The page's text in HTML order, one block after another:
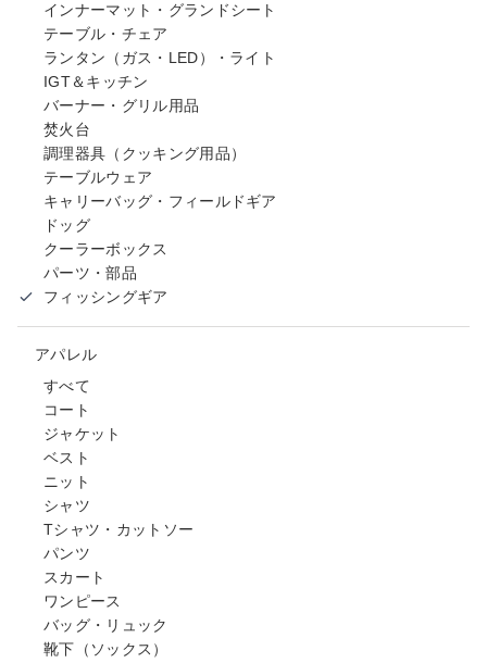
インナーマット・グランドシート
テーブル・チェア
ランタン（ガス・LED）・ライト
IGT＆キッチン
バーナー・グリル用品
焚火台
調理器具（クッキング用品）
テーブルウェア
キャリーバッグ・フィールドギア
ドッグ
クーラーボックス
パーツ・部品
フィッシングギア
アパレル
すべて
コート
ジャケット
ベスト
ニット
シャツ
Tシャツ・カットソー
パンツ
スカート
ワンピース
バッグ・リュック
靴下（ソックス）